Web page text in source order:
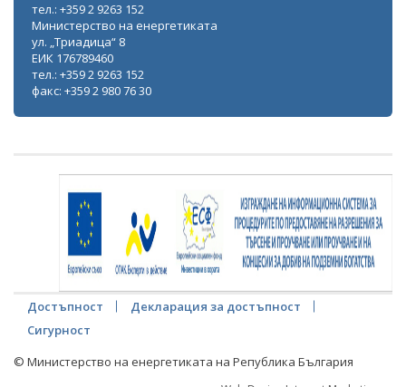
тел.: +359 2 9263 152
Министерство на енергетиката
ул. „Триадица“ 8
ЕИК 176789460
тел.: +359 2 9263 152
факс: +359 2 980 76 30
Достъпност
Декларация за достъпност
Сигурност
© Министерство на енергетиката на Република България